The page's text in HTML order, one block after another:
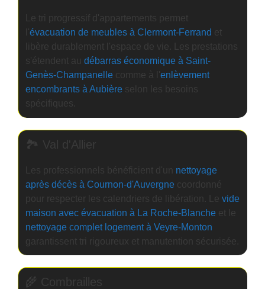
Le tri progressif d'appartements permet
l'évacuation de meubles à Clermont-Ferrand et
libère durablement l'espace de vie. Les prestations
s'étendent au débarras économique à Saint-
Genès-Champanellecomme à l'enlèvement
encombrants à Aubièreselon les besoins
spécifiques.
🏞️ Val d'Allier
Les professionnels bénéficient d'un nettoyage
après décès à Cournon-d'Auvergnecoordonné
pour respecter les calendriers de libération. Le vide
maison avec évacuation à La Roche-Blancheet le
nettoyage complet logement à Veyre-Monton
garantissent tri rigoureux et manutention sécurisée.
🌾 Combrailles